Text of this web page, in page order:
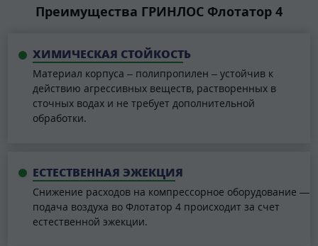
Преимущества ГРИНЛОС Флотатор 4
ХИМИЧЕСКАЯ СТОЙКОСТЬ
Материал корпуса – полипропилен – устойчив к
действию агрессивных веществ, растворенных в
сточных водах и не требует дополнительной
обработки.
ЕСТЕСТВЕННАЯ ЭЖЕКЦИЯ
Снижение расходов на компрессорное оборудование —
подача воздуха во Флотатор 4 происходит за счет
естественной эжекции.